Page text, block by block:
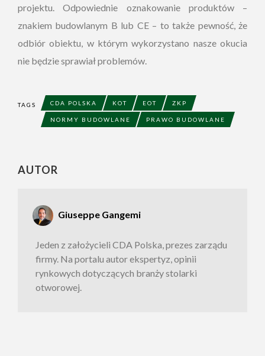
projektu. Odpowiednie oznakowanie produktów –
znakiem budowlanym B lub CE – to także pewność, że
odbiór obiektu, w którym wykorzystano nasze okucia
nie będzie sprawiał problemów.
TAGS CDA POLSKA KOT EOT ZKP
NORMY BUDOWLANE PRAWO BUDOWLANE
AUTOR
Giuseppe Gangemi
Jeden z założycieli CDA Polska, prezes zarządu
firmy. Na portalu autor ekspertyz, opinii
rynkowych dotyczących branży stolarki
otworowej.